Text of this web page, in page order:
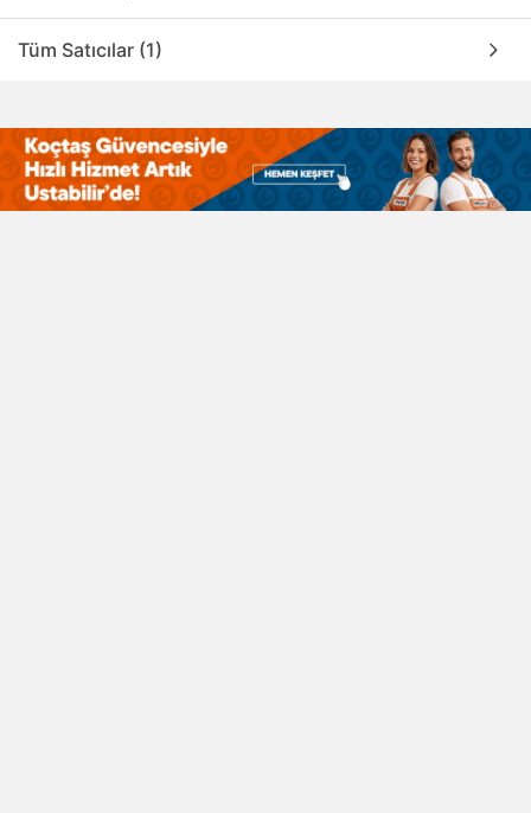
Tüm Satıcılar (1)